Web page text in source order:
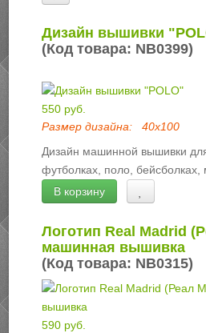
Дизайн вышивки
(Код товара: NB0399)
550 руб.
Размер дизайна:
40х100
Дизайн машинной вышивки
футболках, поло,
В корзину
Логотип Real Madrid
машинная вышивка
(Код товара: NB0315)
590 руб.